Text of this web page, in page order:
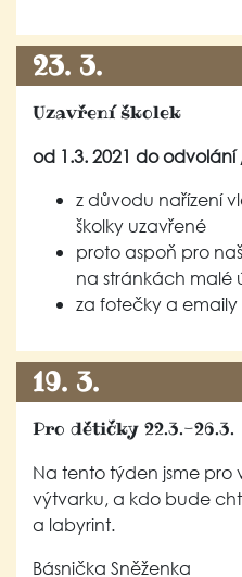
23. 3.
Uzavření školek
od 1.3. 2021 do
z důvodu nařízení
školky uzavřené
proto aspoň pro
na stránkách malé
za fotečky a
19. 3.
Pro dětičky 22.3.-26.3.
Na tento týden jsme pro
výtvarku, a kdo bude
a labyrint.
Básnička Sněženka